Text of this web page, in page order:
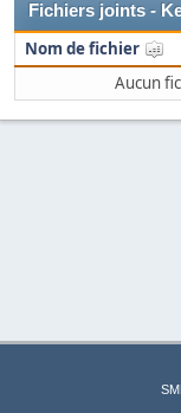
Fichiers joints -
Nom de fichier
Aucun